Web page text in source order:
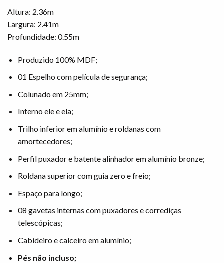
Altura: 2.36m
Largura: 2.41m
Profundidade: 0.55m
Produzido 100% MDF;
01 Espelho com película de segurança;
Colunado em 25mm;
Interno ele e ela;
Trilho inferior em alumínio e roldanas com
amortecedores;
Perfil puxador e batente alinhador em alumínio bronze;
Roldana superior com guia zero e freio;
Espaço para longo;
08 gavetas internas com puxadores e corrediças
telescópicas;
Cabideiro e calceiro em alumínio;
Pés não incluso;